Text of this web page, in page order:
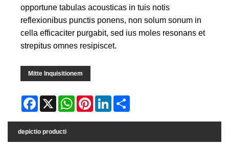
opportune tabulas acousticas in tuis notis
reflexionibus punctis ponens, non solum sonum in
cella efficaciter purgabit, sed ius moles resonans et
strepitus omnes resipiscet.
Mitte Inquisitionem
Facebook WhatsAppPinterestLinkedIn
depictio producti